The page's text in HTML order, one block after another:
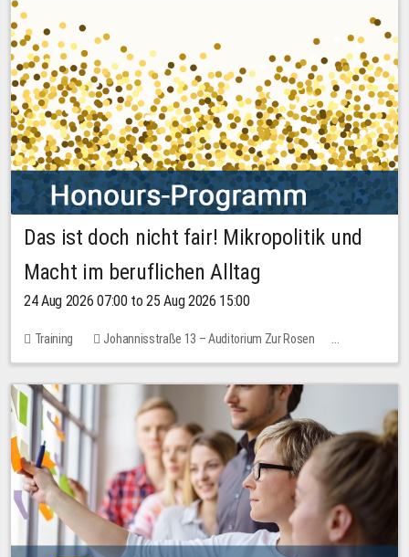
Das ist doch nicht fair! Mikropolitik und
Macht im beruflichen Alltag
24 Aug 2026 07:00 to 25 Aug 2026 15:00
Training
Johannisstraße 13 – Auditorium Zur Rosen
No free places